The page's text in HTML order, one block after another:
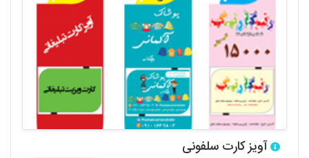
آویز کارت سلفونی